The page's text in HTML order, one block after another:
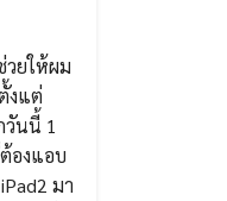
วยให้ผม
งแต่
นนี้ 1
องแอบ
มา